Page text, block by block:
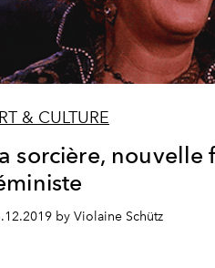
& CULTURE
sorcière, nouvelle
by Violaine Schütz